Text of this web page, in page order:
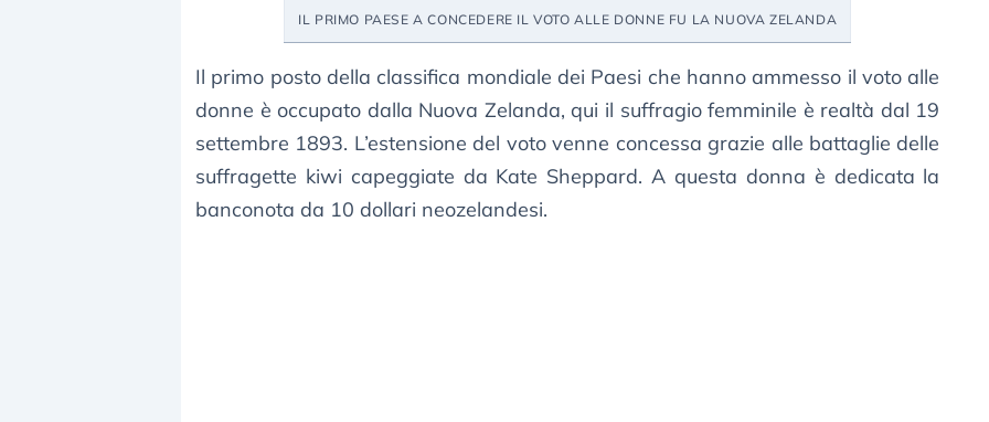
IL PRIMO PAESE A CONCEDERE IL VOTO ALLE DONNE FU LA NUOVA ZELANDA
Il primo posto della classifica mondiale dei Paesi che hanno ammesso il voto alle
donne è occupato dalla Nuova Zelanda, qui il suffragio femminile è realtà dal 19
settembre 1893. L’estensione del voto venne concessa grazie alle battaglie delle
suffragette kiwi capeggiate da Kate Sheppard. A questa donna è dedicata la
banconota da 10 dollari neozelandesi.